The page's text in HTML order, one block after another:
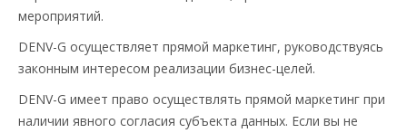
мероприятий.
DENV-G осуществляет прямой маркетинг, руководствуясь
законным интересом реализации бизнес-целей.
DENV-G имеет право осуществлять прямой маркетинг при
наличии явного согласия субъекта данных. Если вы не